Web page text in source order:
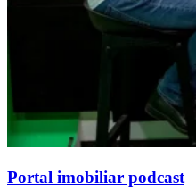
Portal imobiliar podcast